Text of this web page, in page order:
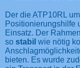
Der die ATP10RL
Positionierungshilfe
Einsatz. Der
so stabil wie nötig
bieten. Es wurde